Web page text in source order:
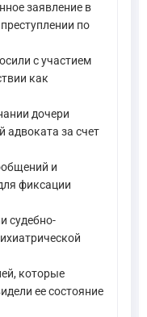
заявление в
по
с участием
как
дочери
адвоката за счет
и
фиксации
судебно-
которые
ее состояние